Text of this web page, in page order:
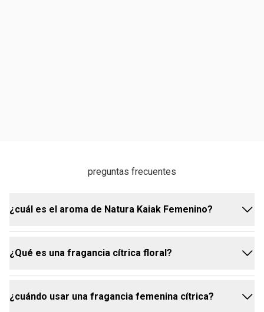
preguntas frecuentes
¿cuál es el aroma de Natura Kaiak Femenino?
Natura Kaiak Femenino es una fragancia cítrica floral
cítricas dan paso a un corazón floral delicado de
¿Qué es una fragancia cítrica floral?
una fragancia cítrica floral es una combinación de
¿cuándo usar una fragancia femenina cítrica?